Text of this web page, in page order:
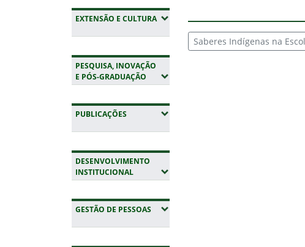
EXTENSÃO E CULTURA(EXPANDIR SUBMENUS)
PESQUISA, INOVAÇÃO
E PÓS-GRADUAÇÃO (EXPANDIR SUBMENUS)
PUBLICAÇÕES (EXPANDIR SUBMENUS)
DESENVOLVIMENTO
INSTITUCIONAL(EXPANDIR SUBMENUS)
GESTÃO DE PESSOAS (EXPANDIR SUBMENUS)
Saberes Indígenas na